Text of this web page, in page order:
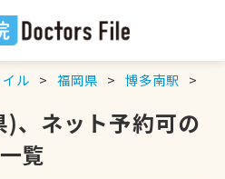
ル 福岡県 博多南駅
、ネット予約可の
覧